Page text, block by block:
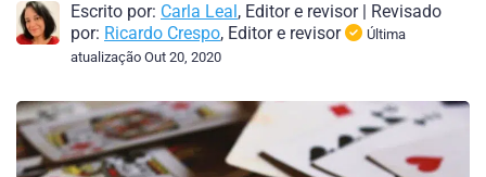
Escrito por: Carla Leal, Editor e revisor | Revisado
por: Ricardo Crespo, Editor e revisor
Última
atualização Out 20, 2020